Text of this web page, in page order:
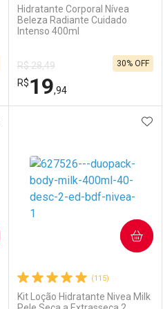
Hidratante Corporal Nívea
Beleza Radiante Cuidado
Intenso 400ml
R$ 28,49
R$19,94
30% OFF
Laboratório
Por Menos
AOS FAVORITOS
(115)
Kit Loção Hidratante Nivea Milk
COMPRAR